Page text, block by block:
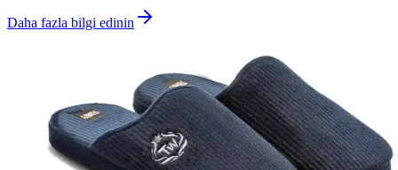
Daha fazla bilgi edinin